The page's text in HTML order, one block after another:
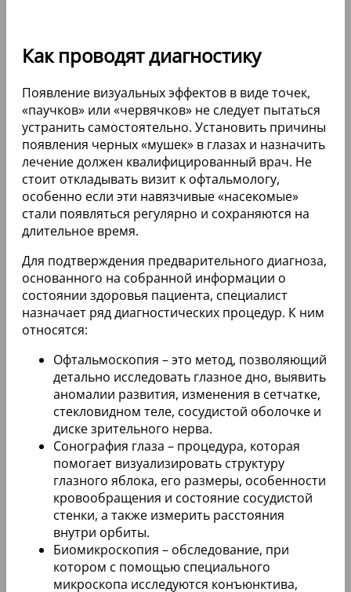
Как проводят диагностику
Появление визуальных эффектов в виде точек,
«паучков» или «червячков» не следует пытаться
устранить самостоятельно. Установить причины
появления черных «мушек» в глазах и назначить
лечение должен квалифицированный врач. Не
стоит откладывать визит к офтальмологу,
особенно если эти навязчивые «насекомые»
стали появляться регулярно и сохраняются на
длительное время.
Для подтверждения предварительного диагноза,
основанного на собранной информации о
состоянии здоровья пациента, специалист
назначает ряд диагностических процедур. К ним
относятся:
Офтальмоскопия – это метод, позволяющий
детально исследовать глазное дно, выявить
аномалии развития, изменения в сетчатке,
стекловидном теле, сосудистой оболочке и
диске зрительного нерва.
Сонография глаза – процедура, которая
помогает визуализировать структуру
глазного яблока, его размеры, особенности
кровообращения и состояние сосудистой
стенки, а также измерить расстояния
внутри орбиты.
Биомикроскопия – обследование, при
котором с помощью специального
микроскопа исследуются конъюнктива,